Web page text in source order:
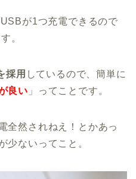
が1つ充電できるので
。
採用 しているので、簡単に
良い 」ってことです。
全然されねえ！とかあっ
少ないってこと。